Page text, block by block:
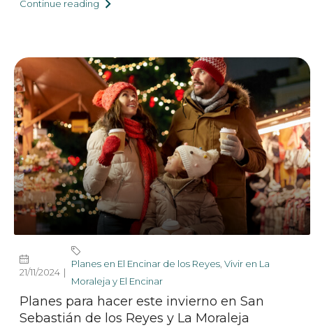
Continue reading
21/11/2024
Planes en El Encinar de los Reyes Vivir en La
Moraleja y El Encinar
Planes para hacer este invierno en San
Sebastián de los Reyes y La Moraleja